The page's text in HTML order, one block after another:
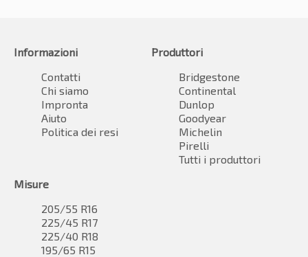
Informazioni
Contatti
Chi siamo
Impronta
Aiuto
Politica dei resi
Produttori
Bridgestone
Continental
Dunlop
Goodyear
Michelin
Pirelli
Tutti i produttori
Misure
205/55 R16
225/45 R17
225/40 R18
195/65 R15